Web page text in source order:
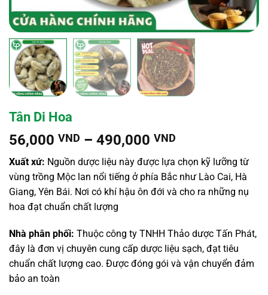
Tân Di Hoa
56,000 VND – 490,000 VND
từ
56,000 VND
đến
Xuất xứ: Nguồn dược liệu này được lựa chọn kỹ lưỡng từ
vùng trồng Mộc lan nổi tiếng ở phía Bắc như Lào Cai, Hà
Giang, Yên Bái. Nơi có khí hậu ôn đới và cho ra những nụ
hoa đạt chuẩn chất lượng
Nhà phân phối: Thuộc công ty TNHH Thảo dược Tấn Phát,
đây là đơn vị chuyên cung cấp dược liệu sạch, đạt tiêu
chuẩn chất lượng cao. Được đóng gói và vận chuyển đảm
bảo an toàn